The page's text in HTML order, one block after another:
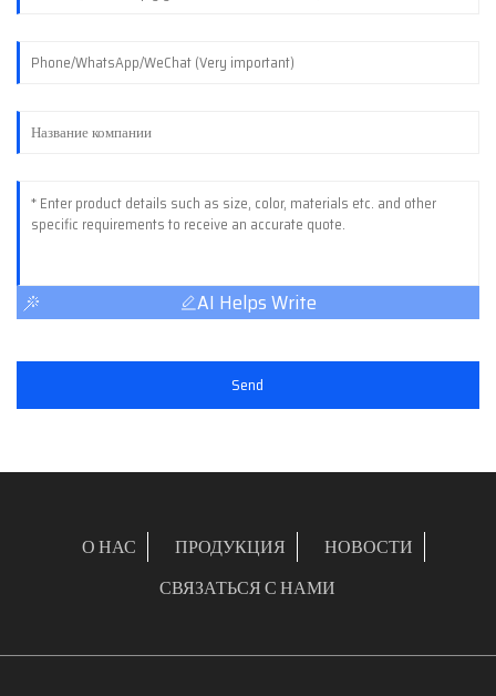
AI Helps Write
Send
О НАС ПРОДУКЦИЯ
НОВОСТИ
СВЯЗАТЬСЯ С НАМИ